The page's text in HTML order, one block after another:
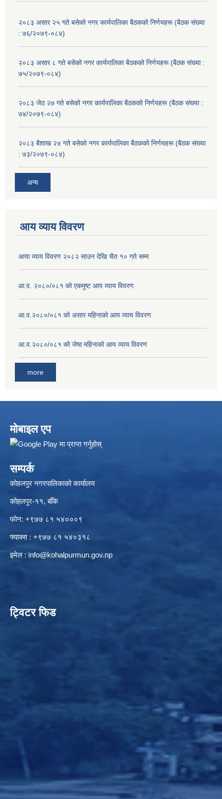
२०८३ असार २५ गते बसेको नगर कार्यपालिका बैठकको निर्णयहरू (बैठक संख्या
: ७६/२०७९-०८४)
२०८३ असार ८ गते बसेको नगर कार्यपालिका बैठकको निर्णयहरू (बैठक संख्या :
७५/२०७९-०८४)
२०८३ जेठ २७ गते बसेको नगर कार्यपालिका बैठकको निर्णयहरू (बैठक संख्या :
७४/२०७९-०८४)
२०८३ बैशाख २४ गते बसेको नगर कार्यपालिका बैठकको निर्णयहरू (बैठक संख्या
: ७३/२०७९-०८४)
अन्य
आय व्याय विवरण
आया व्याय विवरण २०८२ साउन देखि चैत १० गते सम्म
आ.व. २०८०/०८१ को एकमुष्ट आय व्याय विवरण
आ.व.२०८०/०८१ को असार महिनाको आय व्याय विवरण
आ.व.२०८०/०८१ को जेष्ठ महिनाको आय व्याय विवरण
more
मोबाइल एप
सम्पर्क
कोहलपुर नगरपालिकाको कार्यालय
कोहलपुर-११, बाँके
फोन: +९७७ ८१ ५४०००९
फ्याक्स : +९७७ ८१ ५४०३१८
इमेल : info@kohalpurmun.gov.np
ट्विटर फिड